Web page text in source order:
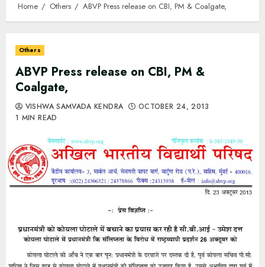
Home Others ABVP Press release on CBI, PM & Coalgate,
Others
ABVP Press release on CBI, PM &
Coalgate,
VISHWA SAMVADA KENDRA
OCTOBER 24, 2013
1 MIN READ